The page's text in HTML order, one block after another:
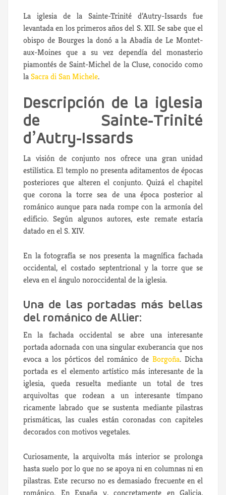
La iglesia de la Sainte-Trinité d’Autry-Issards fue
levantada en los primeros años del S. XII. Se sabe que el
obispo de Bourges la donó a la Abadía de Le Montet-
aux-Moines que a su vez dependía del monasterio
piamontés de Saint-Michel de la Cluse, conocido como
laSacra di San Michele.
Descripción de la iglesia
de Sainte-Trinité
d’Autry-Issards
La visión de conjunto nos ofrece una gran unidad
estilística. El templo no presenta aditamentos de épocas
posteriores que alteren el conjunto. Quizá el chapitel
que corona la torre sea de una época posterior al
románico aunque para nada rompe con la armonía del
edificio. Según algunos autores, este remate estaría
datado en el S. XIV.
En la fotografía se nos presenta la magnífica fachada
occidental, el costado septentrional y la torre que se
eleva en el ángulo noroccidental de la iglesia.
Una de las portadas más bellas
del románico de Allier:
En la fachada occidental se abre una interesante
portada adornada con una singular exuberancia que nos
evoca a los pórticos del románico deBorgoña. Dicha
portada es el elemento artístico más interesante de la
iglesia, queda resuelta mediante un total de tres
arquivoltas que rodean a un interesante tímpano
ricamente labrado que se sustenta mediante pilastras
prismáticas, las cuales están coronadas con capiteles
decorados con motivos vegetales.
Curiosamente, la arquivolta más interior se prolonga
hasta suelo por lo que no se apoya ni en columnas ni en
pilastras. Este recurso no es demasiado frecuente en el
románico. En España y, concretamente en Galicia,